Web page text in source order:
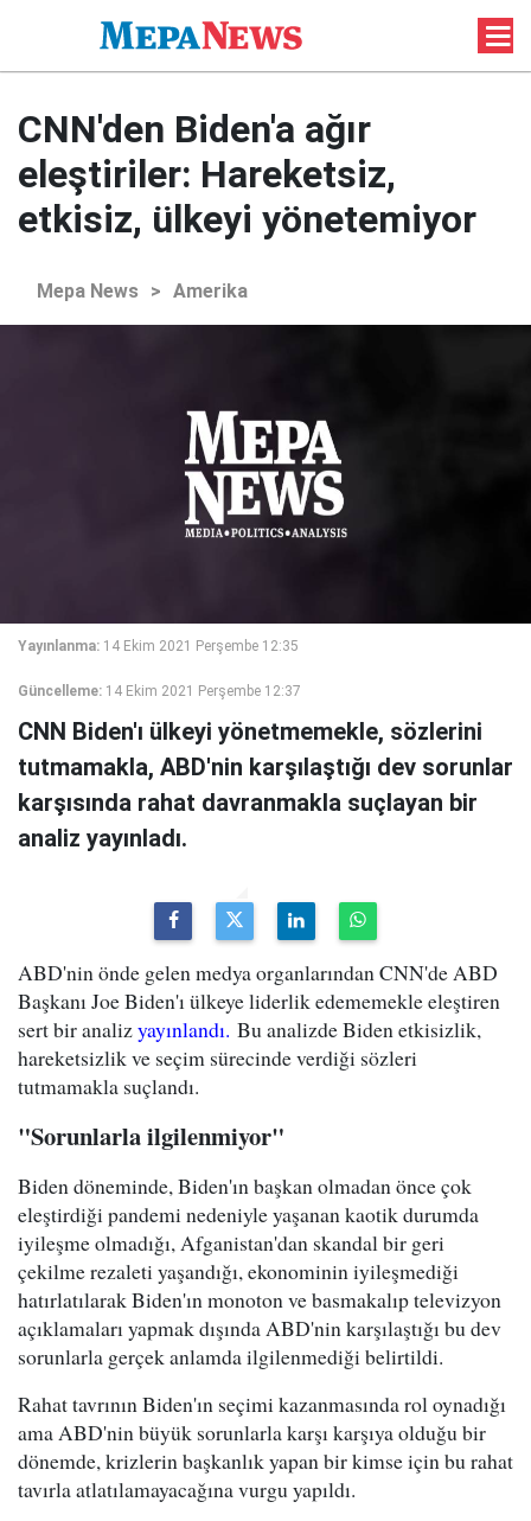
CNN'den Biden'a ağır
eleştiriler: Hareketsiz,
etkisiz, ülkeyi yönetemiyor
Mepa News > Amerika
Yayınlanma: 14 Ekim 2021 Perşembe 12:35
Güncelleme: 14 Ekim 2021 Perşembe 12:37
CNN Biden'ı ülkeyi yönetmemekle, sözlerini
tutmamakla, ABD'nin karşılaştığı dev sorunlar
karşısında rahat davranmakla suçlayan bir
analiz yayınladı.
ABD'nin önde gelen medya organlarından CNN'de ABD
Başkanı Joe Biden'ı ülkeye liderlik edememekle eleştiren
sert bir analizyayınlandı. Bu analizde Biden etkisizlik,
hareketsizlik ve seçim sürecinde verdiği sözleri
tutmamakla suçlandı.
"Sorunlarla ilgilenmiyor"
Biden döneminde, Biden'ın başkan olmadan önce çok
eleştirdiği pandemi nedeniyle yaşanan kaotik durumda
iyileşme olmadığı, Afganistan'dan skandal bir geri
çekilme rezaleti yaşandığı, ekonominin iyileşmediği
hatırlatılarak Biden'ın monoton ve basmakalıp televizyon
açıklamaları yapmak dışında ABD'nin karşılaştığı bu dev
sorunlarla gerçek anlamda ilgilenmediği belirtildi.
Rahat tavrının Biden'ın seçimi kazanmasında rol oynadığı
ama ABD'nin büyük sorunlarla karşı karşıya olduğu bir
dönemde, krizlerin başkanlık yapan bir kimse için bu rahat
tavırla atlatılamayacağına vurgu yapıldı.